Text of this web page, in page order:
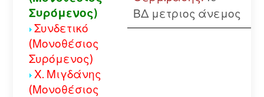
Συρόμενος)
Συνδετικό
(Μονοθέσιος
Συρόμενος)
Χ. Μιγδάνης
(Μονοθέσιος
ΒΔ μετριος άνεμος